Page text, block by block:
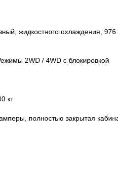
жидкостного охлаждения,
2WD / 4WD с блокировкой
кг
полностью закрытая